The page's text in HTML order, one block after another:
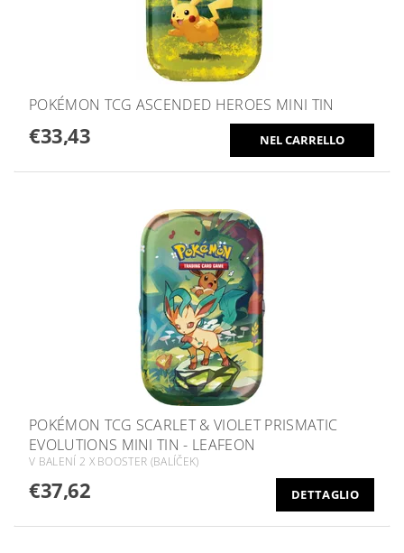
POKÉMON TCG ASCENDED HEROES MINI TIN
€33,43
POKÉMON TCG SCARLET & VIOLET PRISMATIC
EVOLUTIONS MINI TIN - LEAFEON
V BALENÍ 2 X BOOSTER (BALÍČEK)
€37,62 DETTAGLIO